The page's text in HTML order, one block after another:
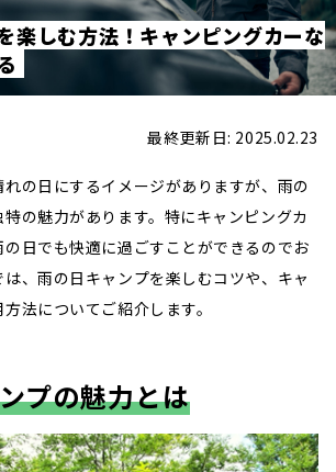
楽しむ方法 ！ キャンピングカーな
最終更新日: 2025.02.23
の日にするイメージがありますが、雨の
の魅力があります。特にキャンピングカ
日でも快適に過ごすことができるのでお
、雨の日キャンプを楽しむコツや、キャ
法についてご紹介します。
プの魅力とは